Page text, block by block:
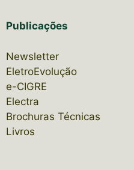
Publicações
Newsletter
EletroEvolução
e-CIGRE
Electra
Brochuras Técnicas
Livros